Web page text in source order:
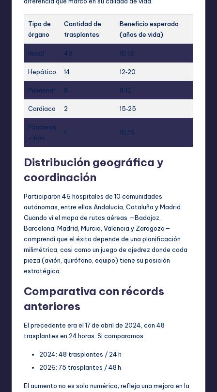
Tipo de
órgano
Cantidad de
trasplantes
Beneficio esperado
(años de vida)
Renal 49 10‑15
Hepático 14 12‑20
Pulmonar 8 8‑12
Cardíaco 2 15‑25
Páncreas
‑riñón
1 10‑15
Distribución geográfica y
coordinación
Participaron 46 hospitales de 10 comunidades
autónomas, entre ellas Andalucía, Cataluña y Madrid.
Cuando vi el mapa de rutas aéreas —Badajoz,
Barcelona, Madrid, Murcia, Valencia y Zaragoza—
comprendí que el éxito depende de una planificación
milimétrica, casi como un juego de ajedrez donde cada
pieza (avión, quirófano, equipo) tiene su posición
estratégica.
Comparativa con récords
anteriores
El precedente era el 17 de abril de 2024, con 48
trasplantes en 24 horas. Si comparamos:
2024: 48 trasplantes / 24 h
2026: 75 trasplantes / 48 h
El aumento no es solo numérico; refleja una mejora en la